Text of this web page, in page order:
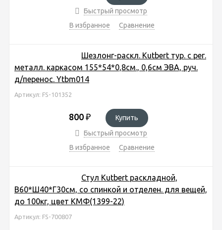
Быстрый просмотр
В избранное
Сравнение
Шезлонг-раскл. Kutbert тур. с рег.
металл. каркасом 155*54*0,8см., 0,6см ЭВА, руч.
д/перенос. Ytbm014
Артикул: FS-101352
800 ₽
Купить
Быстрый просмотр
В избранное
Сравнение
Стул Kutbert раскладной,
В60*Ш40*Г30см, со спинкой и отделен. для вещей,
до 100кг, цвет КМФ(1399-22)
Артикул: FS-700807